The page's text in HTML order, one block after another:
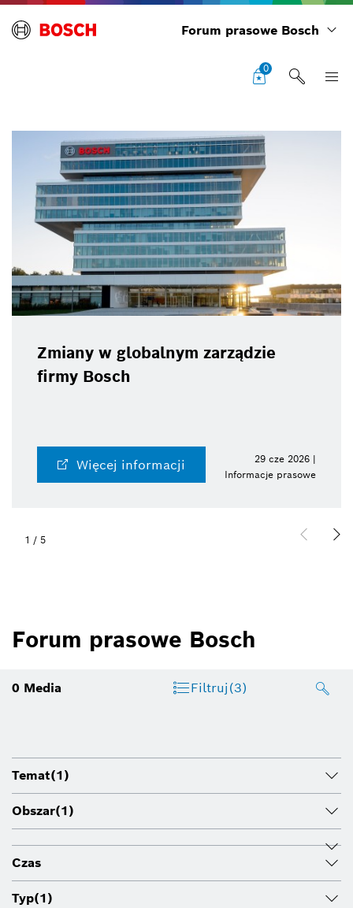
Forum prasowe Bosch
0
Zmiany w globalnym zarządzie
firmy Bosch
Więcej informacji
29 cze 2026 |
Informacje prasowe
1 / 5
Forum prasowe Bosch
0 Media Filtruj(3)
Temat(1)
Obszar(1)
Czas
Typ(1)